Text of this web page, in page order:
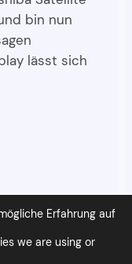
bin nun
lässt sich
WordPress
Erfahrung auf
we are using or